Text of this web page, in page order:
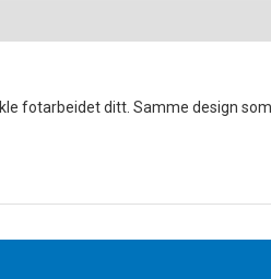
fotarbeidet ditt. Samme design